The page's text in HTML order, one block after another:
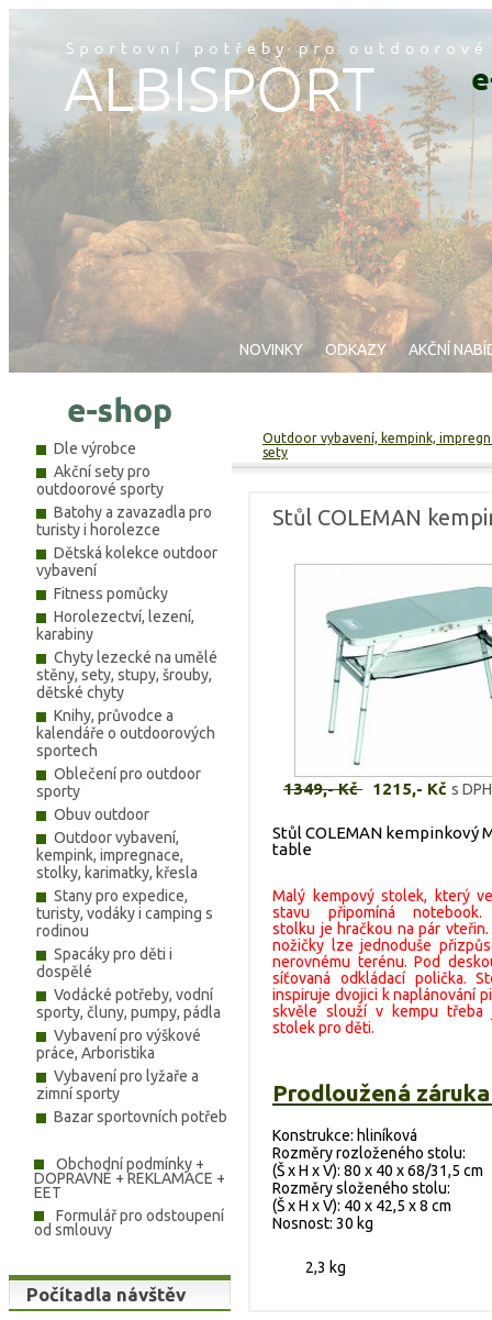
NOVINKY ODKAZY AKČNÍ
Dle výrobce
Akční sety pro
outdoorové sporty
Batohy a zavazadla pro
turisty i horolezce
Dětská kolekce outdoor
vybavení
Fitness pomůcky
Horolezectví, lezení,
karabiny
Chyty lezecké na umělé
stěny, sety, stupy, šrouby,
dětské chyty
Knihy, průvodce a
kalendáře o outdoorových
sportech
Oblečení pro outdoor
sporty
Obuv outdoor
Outdoor vybavení,
kempink, impregnace,
stolky, karimatky, křesla
Stany pro expedice,
turisty, vodáky i camping s
rodinou
Spacáky pro děti i
dospělé
Vodácké potřeby, vodní
sporty, čluny, pumpy, pádla
Vybavení pro výškové
práce, Arboristika
Vybavení pro lyžaře a
zimní sporty
Bazar sportovních potřeb
Obchodní podmínky +
DOPRAVNÉ + REKLAMACE +
EET
Formulář pro odstoupení
od smlouvy
Počítadla návštěv
Outdoor vybavení, kempink,
sety
Stůl COLEMAN
1349,- Kč 1215,- Kč s DPH
Stůl COLEMAN kempinkový
table
Malý kempový stolek, který
stavu připomíná notebook.
stolku je hračkou na pár vteřin.
nožičky lze jednoduše
nerovnému terénu. Pod
síťovaná odkládací polička.
inspiruje dvojici k naplánování
skvěle slouží v kempu třeba
stolek pro děti.
Prodloužená
Konstrukce: hliníková
Rozměry rozloženého stolu:
(Š x H x V): 80 x 40 x 68/31,5 cm
Rozměry složeného stolu:
(Š x H x V): 40 x 42,5 x 8 cm
Nosnost: 30 kg
2,3 kg